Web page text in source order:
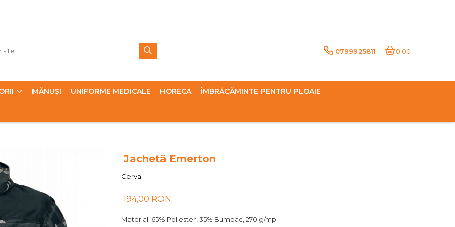
0799925811 0,00
MĂNUȘI UNIFORME MEDICALE HORECA ÎMBRĂCĂMINTE PENTRU PLOAIE
Jachetă Emerton
Cerva
194,00 RON
Material: 65% Poliester, 35% Bumbac, 270 g/mp